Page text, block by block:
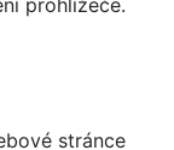
stránce